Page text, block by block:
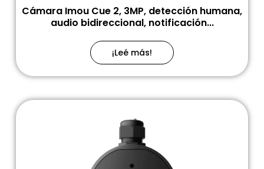
Cámara Imou Cue 2, 3MP, detección humana,
audio bidireccional, notificación...
¡Leé más!